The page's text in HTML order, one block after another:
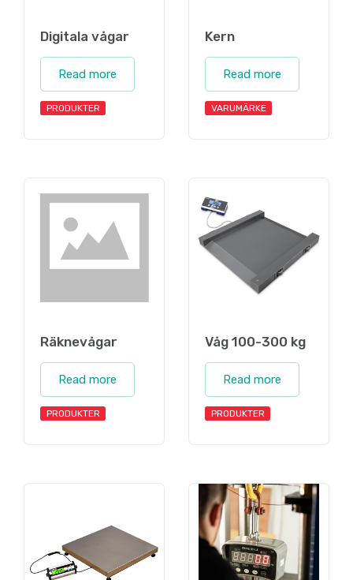
Digitala vågar
Read more
PRODUKTER
Kern
Read more
VARUMÄRKE
Räknevågar
Read more
PRODUKTER
Våg 100-300 kg
Read more
PRODUKTER